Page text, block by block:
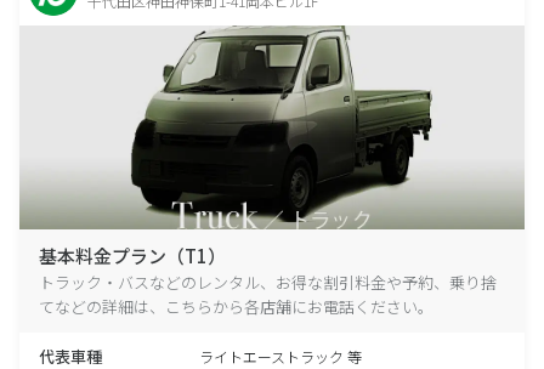
基本料金プラン（T1）
トラック・バスなどのレンタル、お得な割引料金や予約、乗り捨
てなどの詳細は、こちらから各店舗にお電話ください。
代表車種 ライトエーストラック 等